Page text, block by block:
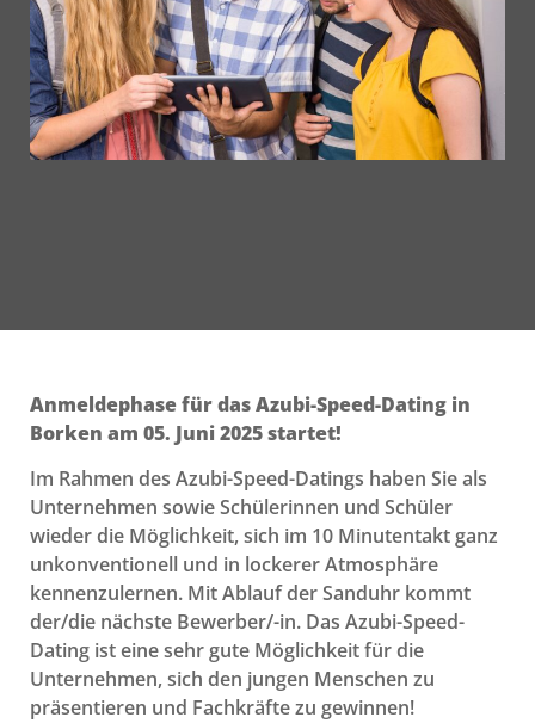
Anmeldephase für das Azubi-Speed-Dating in
Borken am 05. Juni 2025 startet!
Im Rahmen des Azubi-Speed-Datings haben Sie als
Unternehmen sowie Schülerinnen und Schüler
wieder die Möglichkeit, sich im 10 Minutentakt ganz
unkonventionell und in lockerer Atmosphäre
kennenzulernen. Mit Ablauf der Sanduhr kommt
der/die nächste Bewerber/-in. Das Azubi-Speed-
Dating ist eine sehr gute Möglichkeit für die
Unternehmen, sich den jungen Menschen zu
präsentieren und Fachkräfte zu gewinnen!